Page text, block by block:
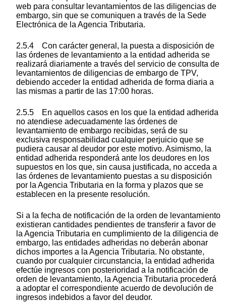
web para consultar levantamientos de las diligencias de
embargo, sin que se comuniquen a través de la Sede
Electrónica de la Agencia Tributaria.
2.5.4 Con carácter general, la puesta a disposición de
las órdenes de levantamiento a la entidad adherida se
realizará diariamente a través del servicio de consulta de
levantamientos de diligencias de embargo de TPV,
debiendo acceder la entidad adherida de forma diaria a
las mismas a partir de las 17:00 horas.
2.5.5 En aquellos casos en los que la entidad adherida
no atendiese adecuadamente las órdenes de
levantamiento de embargo recibidas, será de su
exclusiva responsabilidad cualquier perjuicio que se
pudiera causar al deudor por este motivo. Asimismo, la
entidad adherida responderá ante los deudores en los
supuestos en los que, sin causa justificada, no acceda a
las órdenes de levantamiento puestas a su disposición
por la Agencia Tributaria en la forma y plazos que se
establecen en la presente resolución.
Si a la fecha de notificación de la orden de levantamiento
existieran cantidades pendientes de transferir a favor de
la Agencia Tributaria en cumplimiento de la diligencia de
embargo, las entidades adheridas no deberán abonar
dichos importes a la Agencia Tributaria. No obstante,
cuando por cualquier circunstancia, la entidad adherida
efectúe ingresos con posterioridad a la notificación de
orden de levantamiento, la Agencia Tributaria procederá
a adoptar el correspondiente acuerdo de devolución de
ingresos indebidos a favor del deudor.